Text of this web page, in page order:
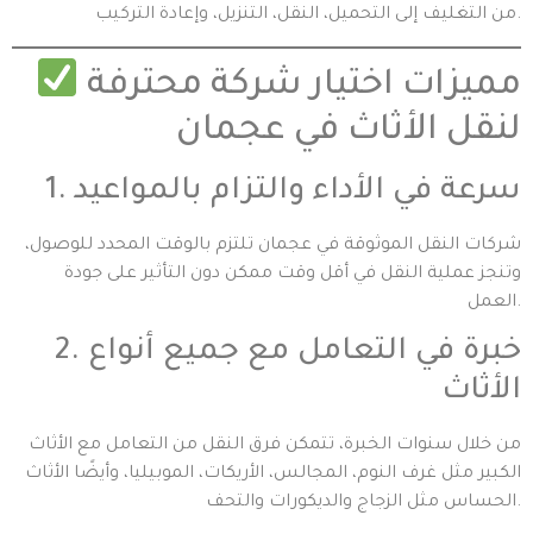
من التغليف إلى التحميل، النقل، التنزيل، وإعادة التركيب.
لنقل الأثاث في عجمان
1. سرعة في الأداء والتزام بالمواعيد
شركات النقل الموثوقة في عجمان تلتزم بالوقت المحدد للوصول،
وتنجز عملية النقل في أقل وقت ممكن دون التأثير على جودة
العمل.
2. خبرة في التعامل مع جميع أنواع
الأثاث
من خلال سنوات الخبرة، تتمكن فرق النقل من التعامل مع الأثاث
الكبير مثل غرف النوم، المجالس، الأريكات، الموبيليا، وأيضًا الأثاث
الحساس مثل الزجاج والديكورات والتحف.